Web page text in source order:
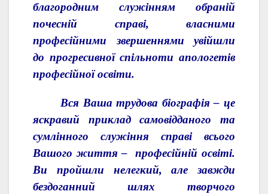
благородним служінням обраній
почесній справі, власними
професійними звершеннями увійшли
до прогресивної спільноти апологетів
професійної освіти.
Вся Ваша трудова біографія – це
яскравий приклад самовідданого та
сумлінного служіння справі всього
Вашого життя – професійній освіті.
Ви пройшли нелегкий, але завжди
бездоганний шлях творчого